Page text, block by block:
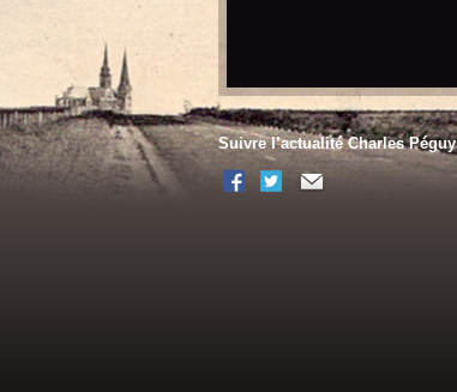
Suivre l’actualité Charles Péguy